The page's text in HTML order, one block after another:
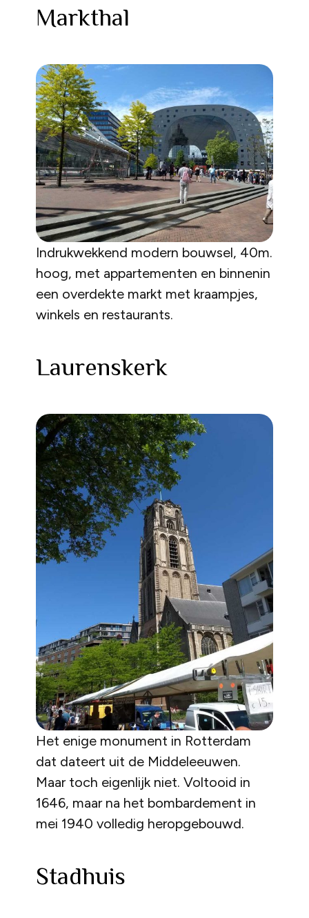
Markthal
Indrukwekkend modern bouwsel, 40m.
hoog, met appartementen en binnenin
een overdekte markt met kraampjes,
winkels en restaurants.
Laurenskerk
Het enige monument in Rotterdam
dat dateert uit de Middeleeuwen.
Maar toch eigenlijk niet. Voltooid in
1646, maar na het bombardement in
mei 1940 volledig heropgebouwd.
Stadhuis